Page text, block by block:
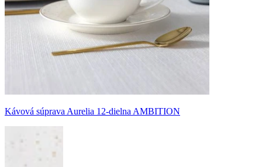
Kávová súprava Aurelia 12-dielna AMBITION